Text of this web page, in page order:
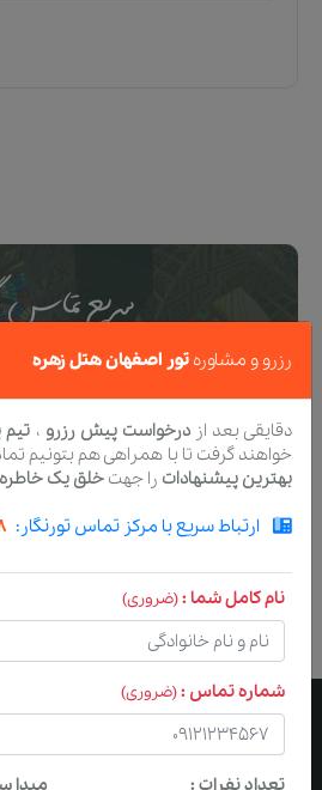
رزرو و مشاوره تور اصفهان هتل زهره
دقایقی بعد ازدرخواست پیش رزرو ، تیم
خواهند گرفت تا با همراهی هم بتونیم
بهترین پیشنهادات را جهت خلق یک
ارتباط سریع با مرکز تماس تورنگار:
نام کامل شما :(ضروری)
شماره تماس :(ضروری)
تعداد نفرات : مبدا
سریع تماس
تا کمکت کنیم
خودتو